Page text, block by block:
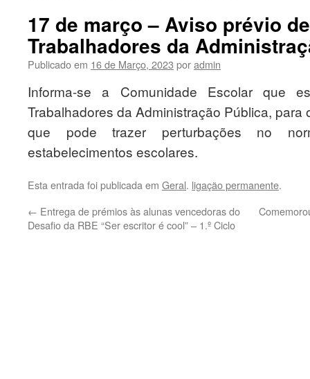
17 de março – Aviso prévio
Trabalhadores da
Publicado em 16 de Março, 2023 poradmin
Informa-se a Comunidade Escolar que
Trabalhadores da Administração Pública, para
que pode trazer perturbações no
estabelecimentos escolares.
Esta entrada foi publicada em Geral. ligação permanente.
← Entrega de prémios às alunas vencedoras do
Desafio da RBE “Ser escritor é cool” – 1.º Ciclo